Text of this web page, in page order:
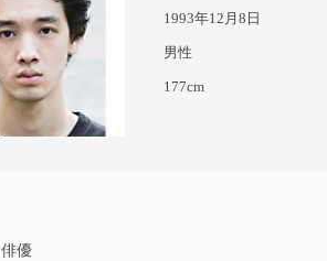
1993年12月8日
男性
177cm
俳優